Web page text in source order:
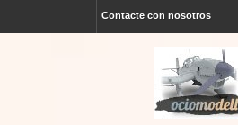
Contacte con nosotros